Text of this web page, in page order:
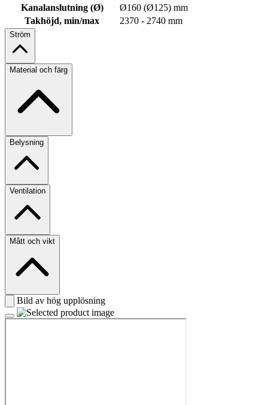
Kanalanslutning (Ø)
Ø160 (Ø125) mm
Takhöjd, min/max
2370 - 2740 mm
Ström
Material och färg
Belysning
Ventilation
Mått och vikt
Bild av hög upplösning